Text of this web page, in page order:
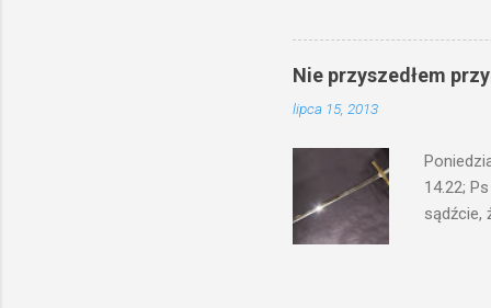
swoje pole, drugi do
gniewem. Posłał swe
wprawdzie jest gotowa,
których spotkacie. Słudzy
biesiadnikami. Wszedł król,
Nie przyszedłem
lipca 15, 2013
14.22;
sądźcie,